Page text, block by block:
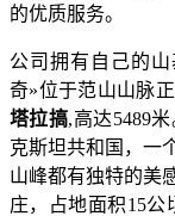
的优质服务。
公司拥有自己的
奇»位于范山山脉
塔拉搞,高达5489
克斯坦共和国，一
山峰都有独特的美
庄，占地面积15公